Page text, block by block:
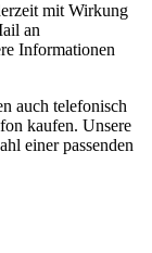
mit Wirkung
an
Informationen
auch telefonisch
kaufen. Unsere
einer passenden